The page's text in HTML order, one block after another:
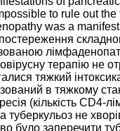
to rule out
was a
терапію не
тяжкий
в тяжкому
(кількість
туберкульоз не
було заперечити